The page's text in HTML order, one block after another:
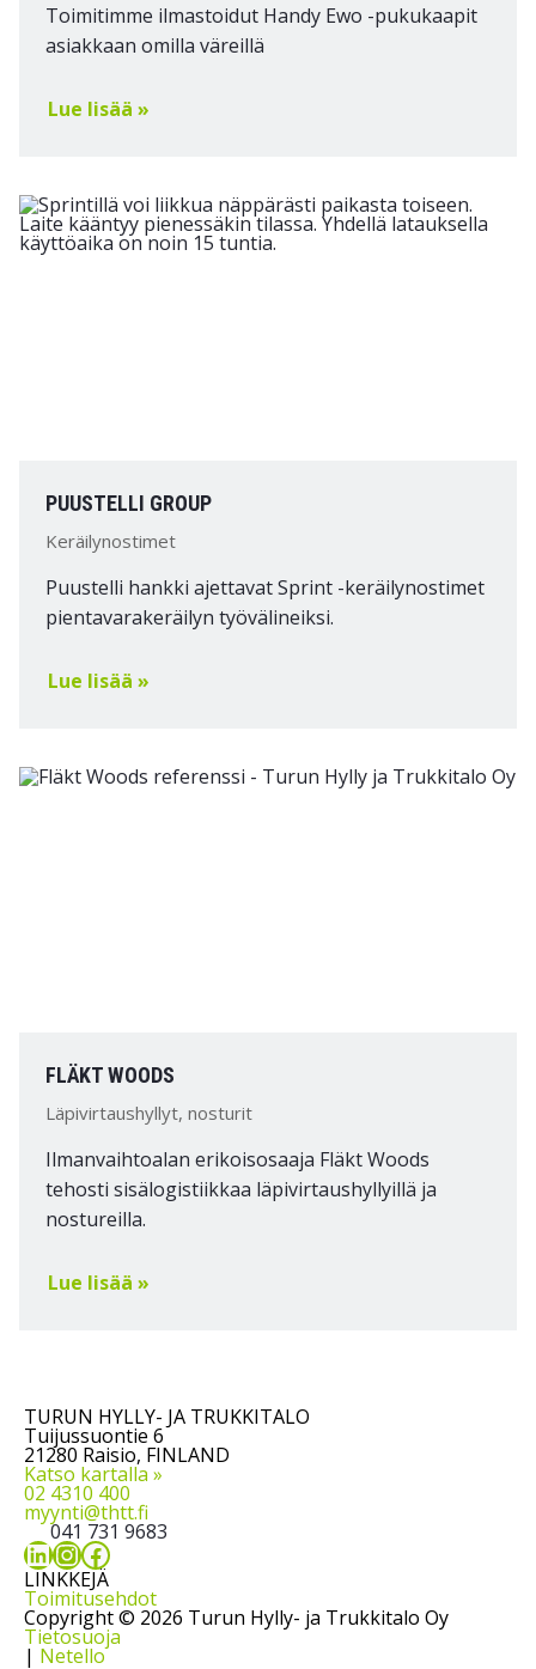
Toimitimme ilmastoidut Handy Ewo -pukukaapit
asiakkaan omilla väreillä
Lue lisää »
PUUSTELLI GROUP
Keräilynostimet
Puustelli hankki ajettavat Sprint -keräilynostimet
pientavarakeräilyn työvälineiksi.
Lue lisää »
FLÄKT WOODS
Läpivirtaushyllyt, nosturit
Ilmanvaihtoalan erikoisosaaja Fläkt Woods
tehosti sisälogistiikkaa läpivirtaushyllyillä ja
nostureilla.
Lue lisää »
TURUN HYLLY- JA TRUKKITALO
Tuijussuontie 6
21280 Raisio, FINLAND
Katso kartalla »
02 4310 400
myynti@thtt.fi
041 731 9683
LinkedIn
Instagram
Facebook
LINKKEJÄ
Toimitusehdot
Copyright © 2026 Turun Hylly- ja Trukkitalo Oy
Tietosuoja
| Netello